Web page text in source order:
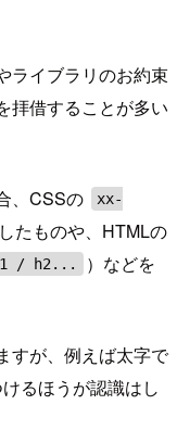
ライブラリのお約束
拝借することが多い
、CSSの
xx-
たものや、HTMLの
/ h2...
）などを
すが、例えば太字で
るほうが認識はし